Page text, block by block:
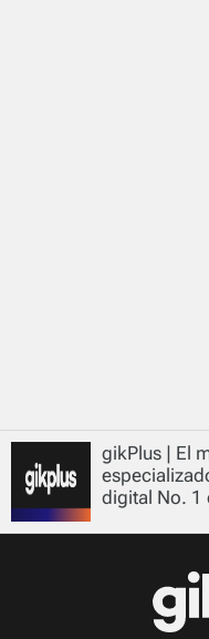
gikPlus | El
digital No. 1